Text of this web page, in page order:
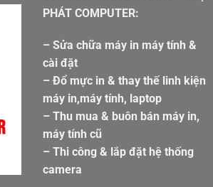
PHÁT COMPUTER:
– Sửa chữa máy in máy tính &
cài đặt
– Đổ mực in & thay thế linh kiện
máy in,máy tính, laptop
– Thu mua & buôn bán máy in,
máy tính cũ
– Thi công & lắp đặt hệ thống
camera